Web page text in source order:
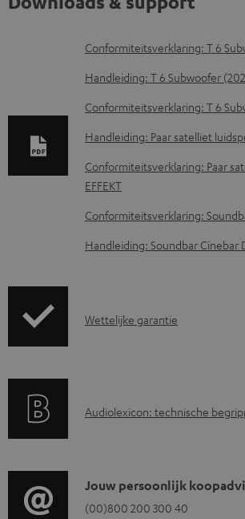
D
o
l
o
a
d
d
u
t
Conformiteitsverklaring: T 6
Handleiding: T 6 Subwoofer
Conformiteitsverklaring: T 6
Handleiding: Paar satelliet
Conformiteitsverklaring: Paar
EFFEKT
Conformiteitsverklaring:
Handleiding: Soundbar Cinebar
G
n
e
i
Wettelijke garantie
A
i
o
Audiolexicon: technische
C
o
Jouw persoonlijk
(00)800 200 300 40